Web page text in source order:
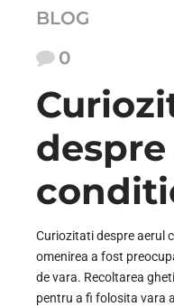
BLOG
0
Curiozitati despre aerul
omenirea a fost
de vara. Recoltarea
pentru a fi folosita vara